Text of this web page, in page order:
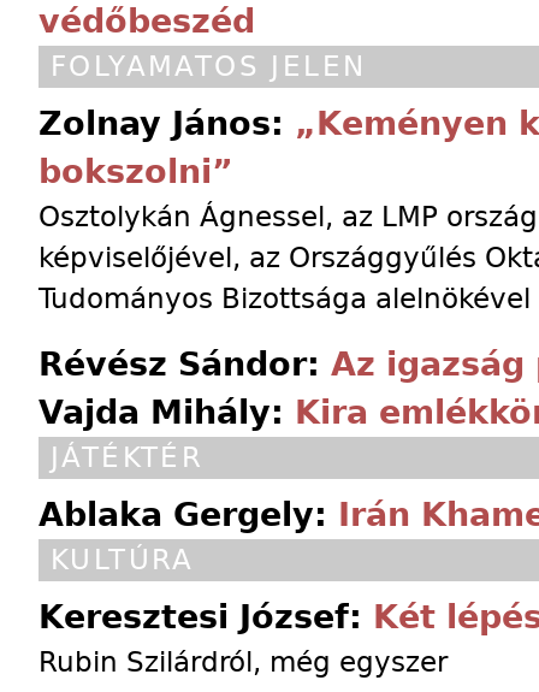
védőbeszéd
FOLYAMATOS JELEN
Zolnay János: „Keményen
bokszolni”
Osztolykán Ágnessel, az LMP
képviselőjével, az Országgyűlés
Tudományos Bizottsága
Révész Sándor: Az
Vajda Mihály: Kira
JÁTÉKTÉR
Ablaka Gergely: Irán
KULTÚRA
Keresztesi József: Két
Rubin Szilárdról, még egyszer